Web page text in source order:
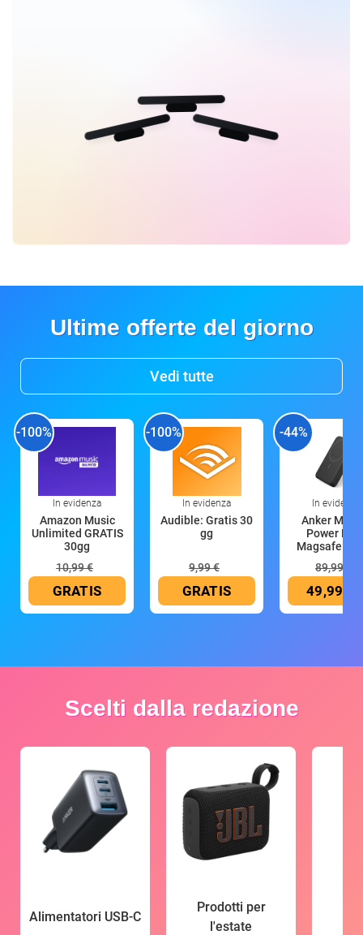
Ultime offerte del giorno
Vedi tutte
-100%
In evidenza
Amazon Music
Unlimited GRATIS
30gg
10,99 €
GRATIS
-100%
In evidenza
Audible: Gratis 30
gg
9,99 €
GRATIS
-44%
In evidenza
Anker
Power
Magsafe
89,99 €
49,99 €
Scelti dalla redazione
Alimentatori USB-C
Prodotti per
l'estate